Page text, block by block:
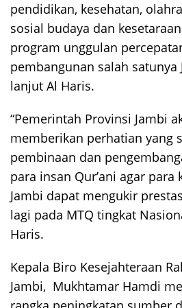
pendidikan, kesehatan,
sosial budaya dan
program unggulan
pembangunan salah satunya
lanjut Al Haris.
“Pemerintah Provinsi Jambi
memberikan perhatian yang
pembinaan dan
para insan Qur’ani agar para
Jambi dapat mengukir
lagi pada MTQ tingkat
Haris.
Kepala Biro Kesejahteraan
Jambi, Mukhtamar Hamdi